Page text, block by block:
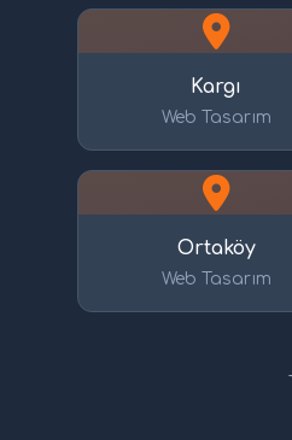
Kargı
Web Tasarım
Ortaköy
Web Tasarım